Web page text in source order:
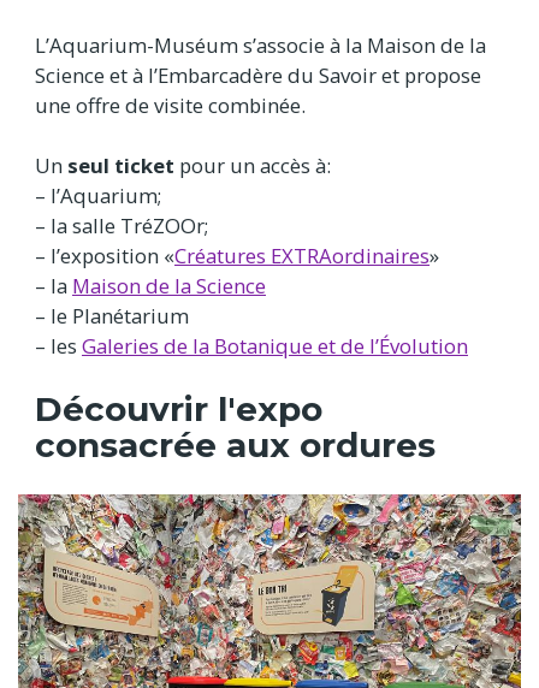
L’Aquarium-Muséum s’associe à la Maison de la
Science et à l’Embarcadère du Savoir et propose
une offre de visite combinée.
Un seul ticket pour un accès à:
– l’Aquarium;
– la salle TréZOOr;
– l’exposition «Créatures EXTRAordinaires»
– la Maison de la Science
– le Planétarium
– les Galeries de la Botanique et de l’Évolution
Découvrir l'expo
consacrée aux ordures